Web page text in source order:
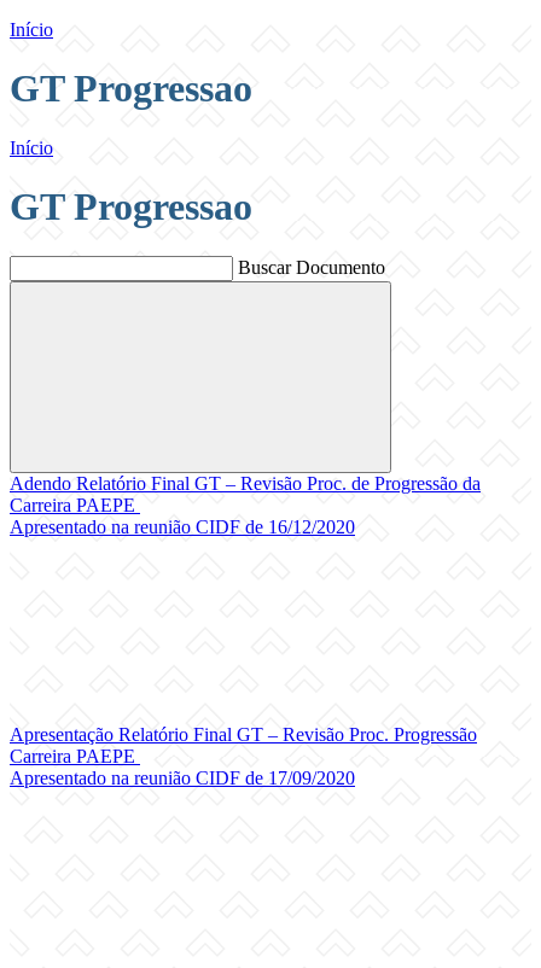
Início
GT Progressao
Início
GT Progressao
Buscar Documento
Buscar
Adendo Relatório Final GT – Revisão Proc. de Progressão da
Carreira PAEPE
Apresentado na reunião CIDF de 16/12/2020
Apresentação Relatório Final GT – Revisão Proc. Progressão
Carreira PAEPE
Apresentado na reunião CIDF de 17/09/2020